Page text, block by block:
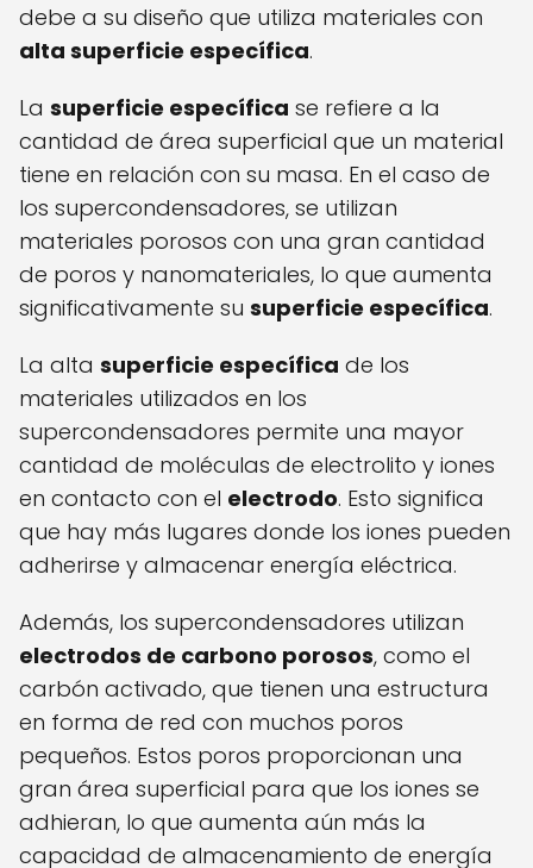
debe a su diseño que utiliza materiales con
alta superficie específica.
La superficie específica se refiere a la
cantidad de área superficial que un material
tiene en relación con su masa. En el caso de
los supercondensadores, se utilizan
materiales porosos con una gran cantidad
de poros y nanomateriales, lo que aumenta
significativamente su superficie específica.
La alta superficie específica de los
materiales utilizados en los
supercondensadores permite una mayor
cantidad de moléculas de electrolito y iones
en contacto con el electrodo. Esto significa
que hay más lugares donde los iones pueden
adherirse y almacenar energía eléctrica.
Además, los supercondensadores utilizan
electrodos de carbono porosos, como el
carbón activado, que tienen una estructura
en forma de red con muchos poros
pequeños. Estos poros proporcionan una
gran área superficial para que los iones se
adhieran, lo que aumenta aún más la
capacidad de almacenamiento de energía